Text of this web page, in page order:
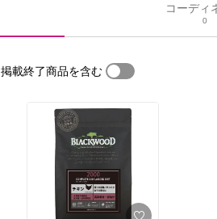
コーディ
0
掲載終了商品を含む